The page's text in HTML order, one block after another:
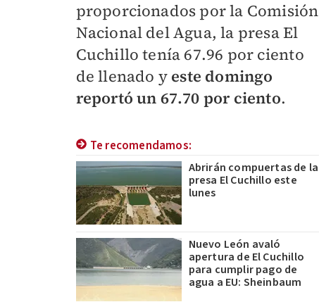
proporcionados por la Comisión
Nacional del Agua, la presa El
Cuchillo tenía 67.96 por ciento
de llenado y este domingo
reportó un 67.70 por ciento.
Te recomendamos:
Abrirán compuertas de la
presa El Cuchillo este
lunes
Nuevo León avaló
apertura de El Cuchillo
para cumplir pago de
agua a EU: Sheinbaum